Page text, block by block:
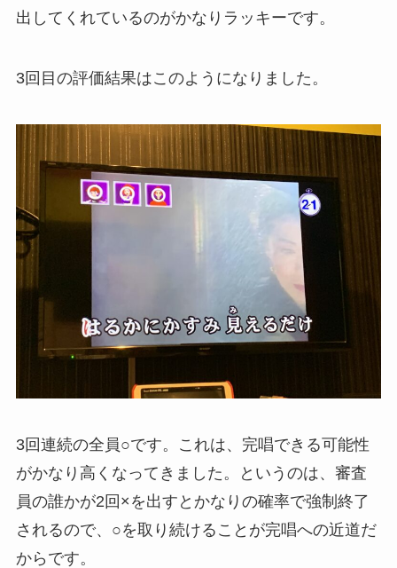
出してくれているのがかなりラッキーです。
3回目の評価結果はこのようになりました。
3回連続の全員○です。これは、完唱できる可能性
がかなり高くなってきました。というのは、審査
員の誰かが2回×を出すとかなりの確率で強制終了
されるので、○を取り続けることが完唱への近道だ
からです。